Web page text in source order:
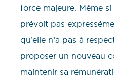
force majeure. Même
prévoit pas
qu’elle n’a pas à
proposer un nouveau
maintenir sa